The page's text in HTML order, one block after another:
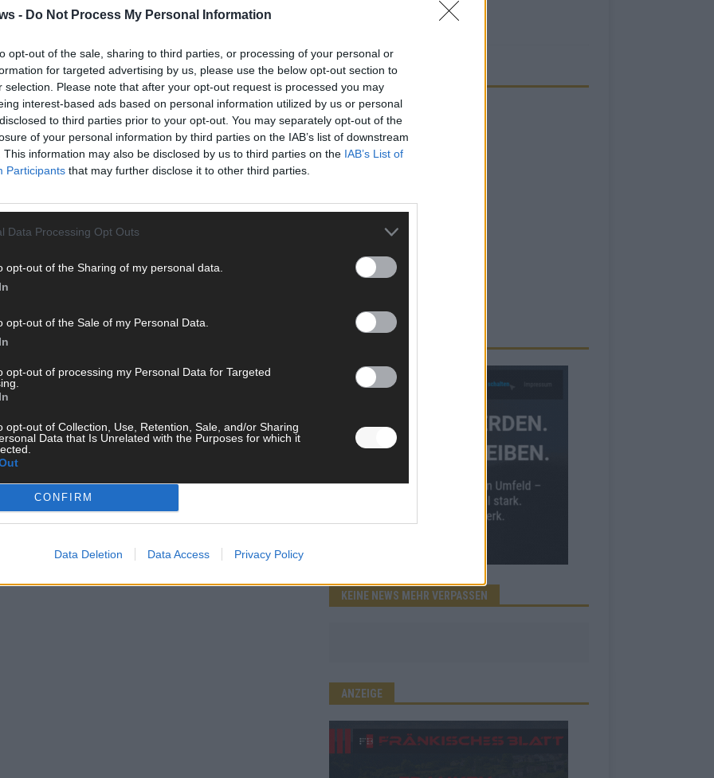
- Do Not Process My Personal Information
opt-out of the sale, sharing to third parties, or processing of your personal or
for targeted advertising by us, please use the below opt-out section to
selection. Please note that after your opt-out request is processed you may
interest-based ads based on personal information utilized by us or personal
to third parties prior to your opt-out. You may separately opt-out of the
of your personal information by third parties on the IAB’s list of downstream
This information may also be disclosed by us to third parties on the IAB’s List of
Participants that may further disclose it to other third parties.
Data Processing Opt Outs
opt-out of the Sharing of my personal data.
opt-out of the Sale of my Personal Data.
opt-out of processing my Personal Data for Targeted
opt-out of Collection, Use, Retention, Sale, and/or Sharing
Data that Is Unrelated with the Purposes for which it
CONFIRM
Data Deletion Data Access Privacy Policy
ANZEIGE
KEINE NEWS MEHR VERPASSEN
ANZEIGE